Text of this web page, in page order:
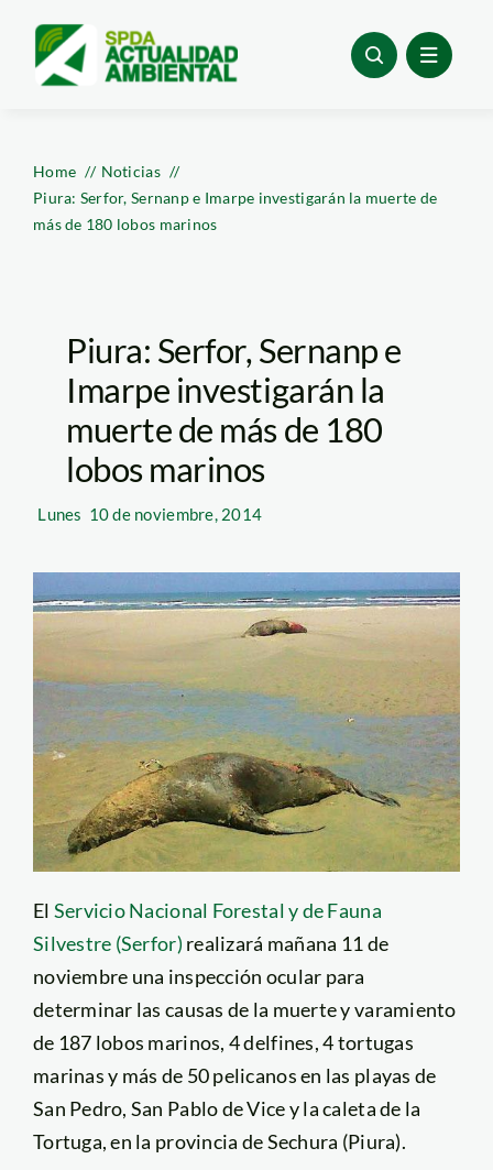
content
Home
Noticias
Piura: Serfor, Sernanp e Imarpe investigarán la muerte de
más de 180 lobos marinos
Piura: Serfor, Sernanp e
Imarpe investigarán la
muerte de más de 180
lobos marinos
Lunes 10 de noviembre, 2014
El Servicio Nacional Forestal y de Fauna
Silvestre (Serfor) realizará mañana 11 de
noviembre una inspección ocular para
determinar las causas de la muerte y varamiento
de 187 lobos marinos, 4 delfines, 4 tortugas
marinas y más de 50 pelicanos en las playas de
San Pedro, San Pablo de Vice y la caleta de la
Tortuga, en la provincia de Sechura (Piura).